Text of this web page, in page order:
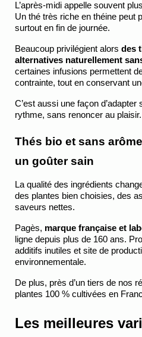
L’après-midi appelle souvent
Un thé très riche en théine peut
surtout en fin de journée.
Beaucoup privilégient alors des
alternatives naturellement
certaines infusions permettent
contrainte, tout en conservant
C’est aussi une façon
rythme, sans renoncer au plaisir.
Thés bio et sans
un goûter sain
La qualité des ingrédients
des plantes bien choisies, des
saveurs nettes.
Pagès, marque française et
ligne depuis plus de 160 ans.
additifs inutiles et site de
environnementale.
De plus, près d’un tiers de nos
plantes 100 % cultivées en
Les meilleures